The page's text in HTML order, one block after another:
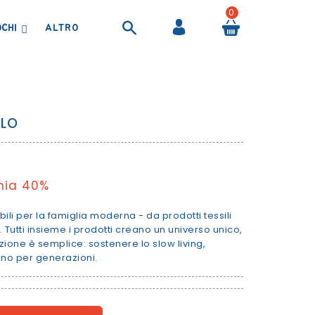
0
40%
per la famiglia moderna - da prodotti tessili
insieme i prodotti creano un universo unico,
è semplice: sostenere lo slow living,
per generazioni.